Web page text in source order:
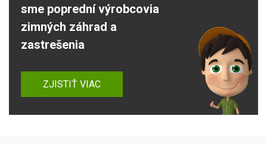
sme poprední výrobcovia
zimných záhrad a
zastrešenia
ZJISTIŤ VIAC